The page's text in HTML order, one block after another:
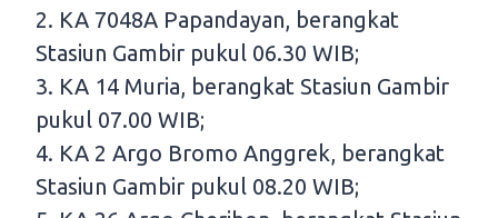
2. KA 7048A Papandayan, berangkat
Stasiun Gambir pukul 06.30 WIB;
3. KA 14 Muria, berangkat Stasiun Gambir
pukul 07.00 WIB;
4. KA 2 Argo Bromo Anggrek, berangkat
Stasiun Gambir pukul 08.20 WIB;